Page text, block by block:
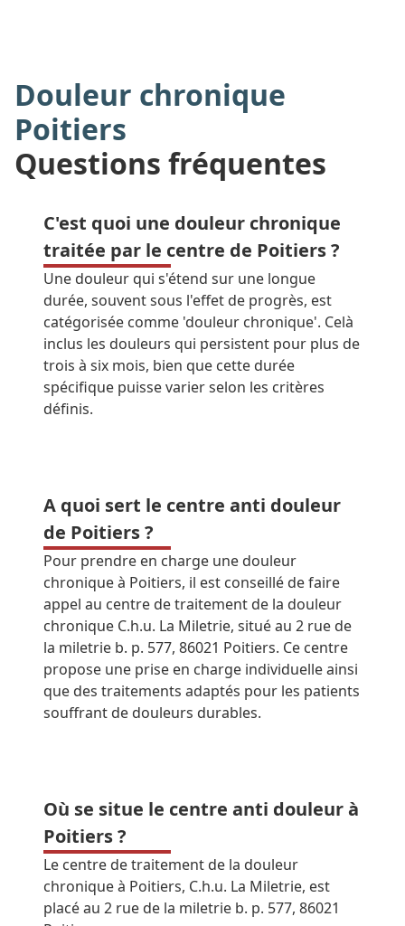
Douleur chronique
Poitiers
Questions fréquentes
C'est quoi une douleur chronique
traitée par le centre de Poitiers ?
Une douleur qui s'étend sur une longue
durée, souvent sous l'effet de progrès, est
catégorisée comme 'douleur chronique'. Celà
inclus les douleurs qui persistent pour plus de
trois à six mois, bien que cette durée
spécifique puisse varier selon les critères
définis.
A quoi sert le centre anti douleur
de Poitiers ?
Pour prendre en charge une douleur
chronique à Poitiers, il est conseillé de faire
appel au centre de traitement de la douleur
chronique C.h.u. La Miletrie, situé au 2 rue de
la miletrie b. p. 577, 86021 Poitiers. Ce centre
propose une prise en charge individuelle ainsi
que des traitements adaptés pour les patients
souffrant de douleurs durables.
Où se situe le centre anti douleur à
Poitiers ?
Le centre de traitement de la douleur
chronique à Poitiers, C.h.u. La Miletrie, est
placé au 2 rue de la miletrie b. p. 577, 86021